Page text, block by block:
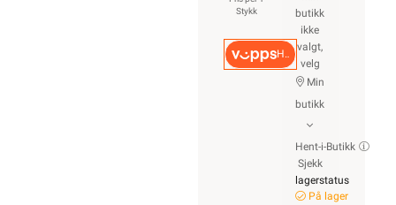
Stykk
Hurtigkasse
butikk
ikke
valgt,
velg
Min
butikk
Hent-i-Butikk
Sjekk
lagerstatus
På lager